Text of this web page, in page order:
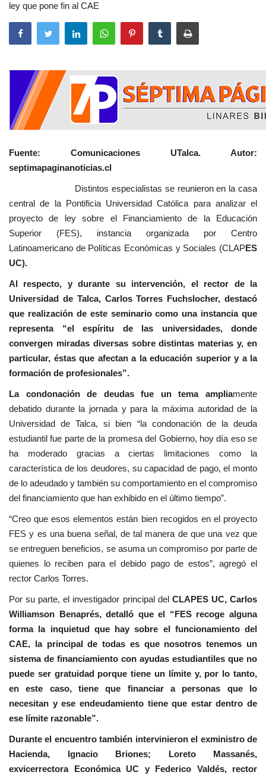
ley que pone fin al CAE
Fuente: Comunicaciones UTalca. Autor:
septimapaginanoticias.cl
Distintos especialistas se reunieron en la casa
central de la Pontificia Universidad Católica para analizar el
proyecto de ley sobre el Financiamiento de la Educación
Superior (FES), instancia organizada por Centro
Latinoamericano de Políticas Económicas y Sociales (CLAPES
UC).
Al respecto, y durante su intervención, el rector de la
Universidad de Talca, Carlos Torres Fuchslocher, destacó
que realización de este seminario como una instancia que
representa “el espíritu de las universidades, donde
convergen miradas diversas sobre distintas materias y, en
particular, éstas que afectan a la educación superior y a la
formación de profesionales”.
La condonación de deudas fue un tema ampliamente
debatido durante la jornada y para la máxima autoridad de la
Universidad de Talca, si bien “la condonación de la deuda
estudiantil fue parte de la promesa del Gobierno, hoy día eso se
ha moderado gracias a ciertas limitaciones como la
característica de los deudores, su capacidad de pago, el monto
de lo adeudado y también su comportamiento en el compromiso
del financiamiento que han exhibido en el último tiempo”.
“Creo que esos elementos están bien recogidos en el proyecto
FES y es una buena señal, de tal manera de que una vez que
se entreguen beneficios, se asuma un compromiso por parte de
quienes lo reciben para el debido pago de estos”, agregó el
rector Carlos Torres.
Por su parte, el investigador principal del CLAPES UC, Carlos
Williamson Benaprés, detalló que el “FES recoge alguna
forma la inquietud que hay sobre el funcionamiento del
CAE, la principal de todas es que nosotros tenemos un
sistema de financiamiento con ayudas estudiantiles que no
puede ser gratuidad porque tiene un límite y, por lo tanto,
en este caso, tiene que financiar a personas que lo
necesitan y ese endeudamiento tiene que estar dentro de
ese límite razonable”.
Durante el encuentro también intervinieron el exministro de
Hacienda, Ignacio Briones; Loreto Massanés,
exvicerrectora Económica UC y Federico Valdés, rector